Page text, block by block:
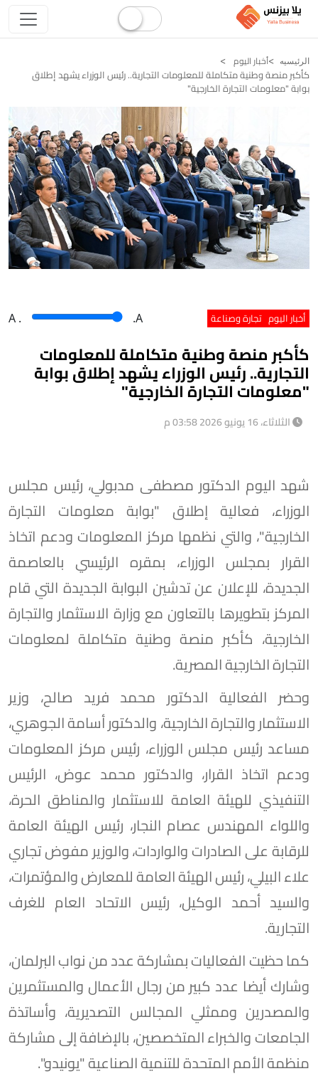
الرئيسيه أخبار اليوم
كأكبر منصة وطنية متكاملة للمعلومات التجارية.. رئيس الوزراء يشهد إطلاق
بوابة "معلومات التجارة الخارجية"
أخبار اليوم تجارة وصناعة A . .A
كأكبر منصة وطنية متكاملة للمعلومات
التجارية.. رئيس الوزراء يشهد إطلاق بوابة
"معلومات التجارة الخارجية"
الثلاثاء، 16 يونيو 2026 03:58 م
شهد اليوم الدكتور مصطفى مدبولي، رئيس مجلس
الوزراء، فعالية إطلاق "بوابة معلومات التجارة
الخارجية"، والتي نظمها مركز المعلومات ودعم اتخاذ
القرار بمجلس الوزراء، بمقره الرئيسي بالعاصمة
الجديدة، للإعلان عن تدشين البوابة الجديدة التي قام
المركز بتطويرها بالتعاون مع وزارة الاستثمار والتجارة
الخارجية، كأكبر منصة وطنية متكاملة لمعلومات
التجارة الخارجية المصرية.
وحضر الفعالية الدكتور محمد فريد صالح، وزير
الاستثمار والتجارة الخارجية، والدكتور أسامة الجوهري،
مساعد رئيس مجلس الوزراء، رئيس مركز المعلومات
ودعم اتخاذ القرار، والدكتور محمد عوض، الرئيس
التنفيذي للهيئة العامة للاستثمار والمناطق الحرة،
واللواء المهندس عصام النجار، رئيس الهيئة العامة
للرقابة على الصادرات والواردات، والوزير مفوض تجاري
علاء البيلي، رئيس الهيئة العامة للمعارض والمؤتمرات،
والسيد أحمد الوكيل، رئيس الاتحاد العام للغرف
التجارية.
كما حظيت الفعاليات بمشاركة عدد من نواب البرلمان،
وشارك أيضا عدد كبير من رجال الأعمال والمستثمرين
والمصدرين وممثلي المجالس التصديرية، وأساتذة
الجامعات والخبراء المتخصصين، بالإضافة إلى مشاركة
منظمة الأمم المتحدة للتنمية الصناعية "يونيدو".